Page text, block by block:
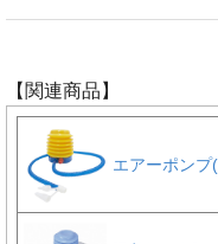
【関連商品】